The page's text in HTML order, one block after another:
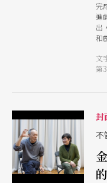
完
進
出
和
開
底
文
第
不